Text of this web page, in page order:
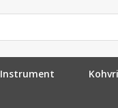
Instrument